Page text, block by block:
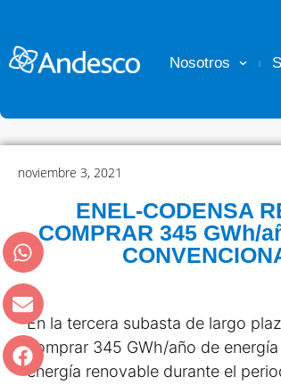
Nosotros
noviembre 3, 2021
ENEL-CODENSA
COMPRAR 345 GWh/
En la tercera subasta de largo
comprar 345 GWh/año de
energía renovable durante el